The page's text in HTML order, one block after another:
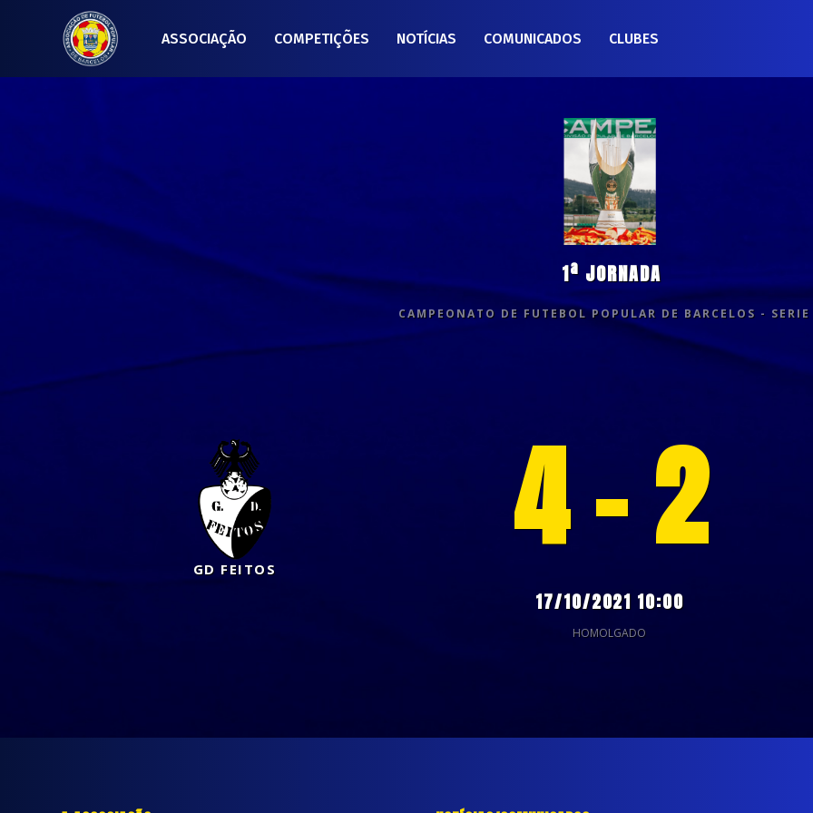
ASSOCIAÇÃO COMPETIÇÕES NOTÍCIAS COMUNICADOS CLUBES
1ª JORNADA
CAMPEONATO DE FUTEBOL POPULAR DE BARCELOS - SERIE
GD FEITOS 4 - 2
17/10/2021 10:00
HOMOLGADO